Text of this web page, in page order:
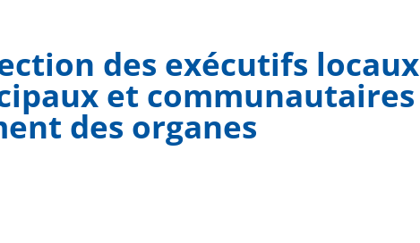
des exécutifs locaux
et communautaires
des organes